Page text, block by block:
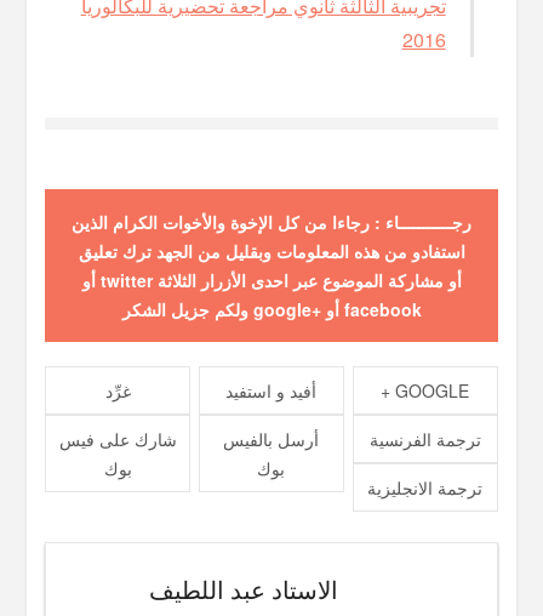
2016
رجـــــــــــاء : رجاءا من كل الإخوة والأخوات الكرام الذين
استفادو من هذه المعلومات وبقليل من الجهد ترك تعليق
أو مشاركة الموضوع عبر احدى الأزرار الثلاثة twitter أو
facebook أو +google ولكم جزيل الشكر
غرِّد أفيد و استفيد
GOOGLE +
شارك على فيس
بوك
أرسل بالفيس
بوك
ترجمة الفرنسية
ترجمة الانجليزية
الاستاد عبد اللطيف